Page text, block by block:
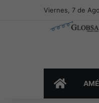
Viernes, 7 de
INICIO